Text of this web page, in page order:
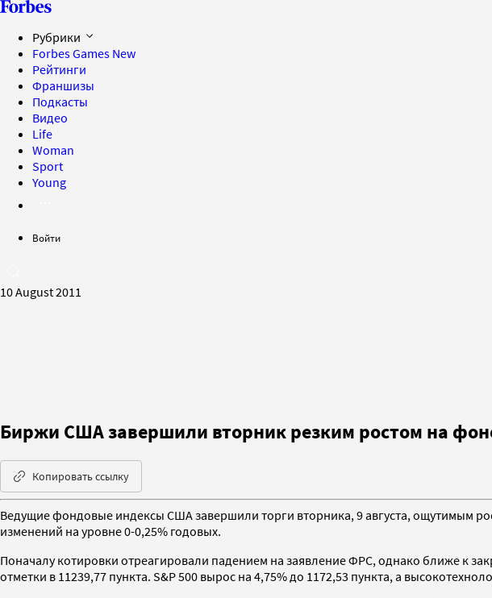
Рубрики
Forbes Games New
Рейтинги
Франшизы
Подкасты
Видео
Life
Woman
Sport
Young
Войти
10 August 2011
Биржи США завершили вторник резким ростом на
Копировать ссылку
Ведущие фондовые индексы США завершили торги вторника, 9 августа, ощутимым
изменений на уровне 0-0,25% годовых.
Поначалу котировки отреагировали падением на заявление ФРС, однако ближе к
отметки в 11239,77 пункта. S&P 500 вырос на 4,75% до 1172,53 пункта, а